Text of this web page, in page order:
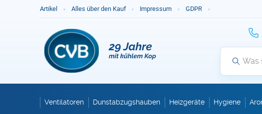
Artikel Alles über den Kauf Impressum GDPR
Ventilatoren Dunstabzugshauben Heizgeräte Hygiene